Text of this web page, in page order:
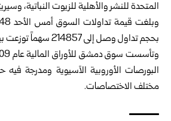
المتحدة للنشر والأهلية للزيوت النباتية،
بحجم تداول وصل إلى 214857 سهماً توزعت بين 194 صفقة.
وتأسست سوق دمشق للأوراق المالية
مختلف الاختصاصات.